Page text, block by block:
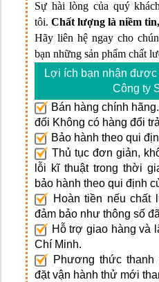
Sự hài lòng của quý
tôi. Chất lượng là niềm
Hãy liên hệ ngay cho
bạn những sản phẩm chất
Lợi ích bạn nhận
Công ty
Bán hàng chính
đối Không có hàng đổi
Bảo hành theo qui
Thủ tục đơn giản,
lỗi kĩ thuật trong thời
bảo hành theo qui định
Hoàn tiền nếu chất
đảm bảo như thông số
Hỗ trợ giao hàng và
Chí Minh.
Phương thức thanh
đặt vận hành thử mới